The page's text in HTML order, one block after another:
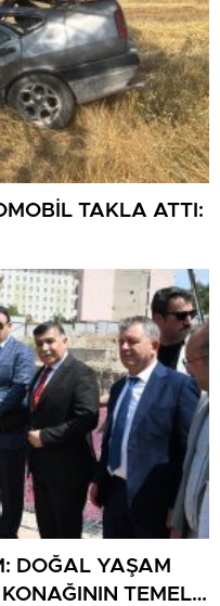
TAKLA ATTI:
DOĞAL YAŞAM
TEMELİ